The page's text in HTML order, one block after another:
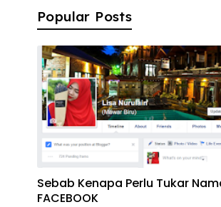
Popular Posts
Sebab Kenapa Perlu Tukar
FACEBOOK